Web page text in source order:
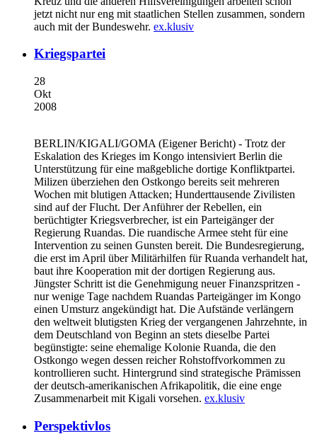
jetzt nicht nur eng mit staatlichen Stellen zusammen, sondern
auch mit der Bundeswehr. ex.klusiv
Kriegspartei
28
Okt
2008
BERLIN/KIGALI/GOMA (Eigener Bericht) - Trotz der
Eskalation des Krieges im Kongo intensiviert Berlin die
Unterstützung für eine maßgebliche dortige Konfliktpartei.
Milizen überziehen den Ostkongo bereits seit mehreren
Wochen mit blutigen Attacken; Hunderttausende Zivilisten
sind auf der Flucht. Der Anführer der Rebellen, ein
berüchtigter Kriegsverbrecher, ist ein Parteigänger der
Regierung Ruandas. Die ruandische Armee steht für eine
Intervention zu seinen Gunsten bereit. Die Bundesregierung,
die erst im April über Militärhilfen für Ruanda verhandelt hat,
baut ihre Kooperation mit der dortigen Regierung aus.
Jüngster Schritt ist die Genehmigung neuer Finanzspritzen -
nur wenige Tage nachdem Ruandas Parteigänger im Kongo
einen Umsturz angekündigt hat. Die Aufstände verlängern
den weltweit blutigsten Krieg der vergangenen Jahrzehnte, in
dem Deutschland von Beginn an stets dieselbe Partei
begünstigte: seine ehemalige Kolonie Ruanda, die den
Ostkongo wegen dessen reicher Rohstoffvorkommen zu
kontrollieren sucht. Hintergrund sind strategische Prämissen
der deutsch-amerikanischen Afrikapolitik, die eine enge
Zusammenarbeit mit Kigali vorsehen. ex.klusiv
Perspektivlos